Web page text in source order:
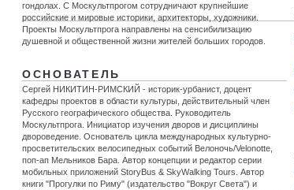
гондолах. С Москультпрогом сотрудничают крупнейшие
российские и мировые историки, архитекторы, художники.
Проекты Москультпрога направлены на сенсибилизацию
душевной и общественной жизни жителей больших городов.
ОСНОВАТЕЛЬ
Сергей НИКИТИН-РИМСКИЙ - историк-урбанист, доцент
кафедры проектов в области культуры, действительный член
Русского географического общества. Руководитель
Москультпрога. Инициатор изучения дворов и дисциплины
двороведение. Основатель цикла международных культурно-
просветительских велосипедных событий Велоночь/Velonotte,
поп-ап Мельников Бара. Автор концепции и редактор серии
мобильных приложений StoryBus & SkyWalking Tours. Автор
книги "Прогулки по Риму" (издательство "Вокруг Света") и